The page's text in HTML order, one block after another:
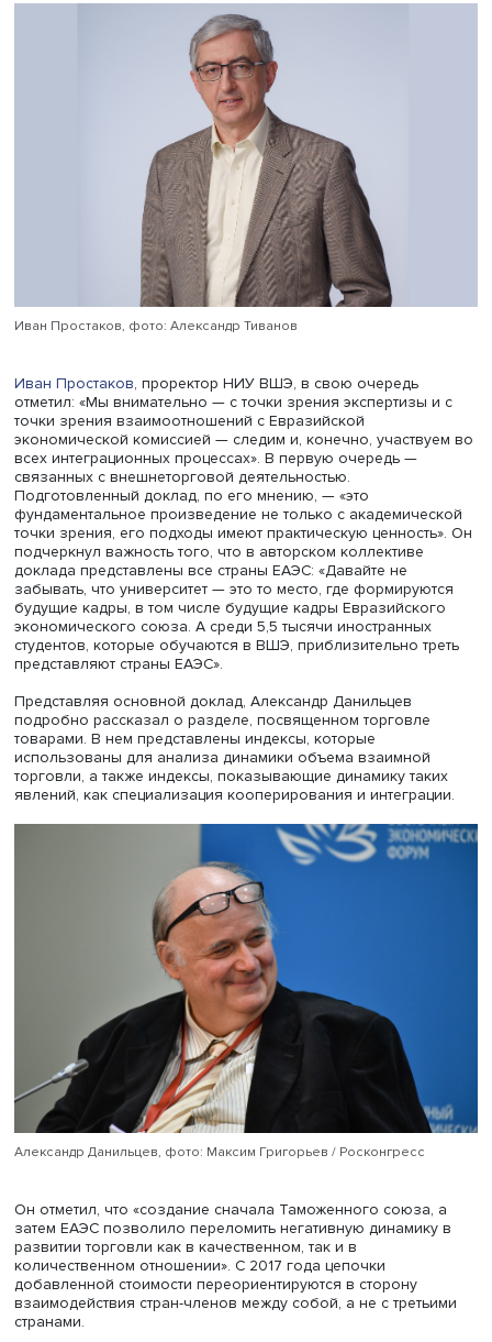
формировании интеграционных индексов принимают
все члены ЕАЭС, исследования проводятся с 2018
свою очередь Александр Данильцев отметил тот факт,
«география участия в круглом столе неуклонно
в этом году присоединились представители
Узбекистана, Белоруссии, а также представители
Республики Сербия. Руслан Давыдов, первый
руководителя Федеральной таможенной службы,
что пользуется страновыми обзорами и докладом
своей научной работы. По его оценкам, «в
условиях наша взаимная торговля в рамках ЕАЭС
дополнительный импульс».
Иван Простаков, фото: Александр Тиванов
Иван Простаков, проректор НИУ ВШЭ, в свою очередь
отметил: «Мы внимательно — с точки зрения
точки зрения взаимоотношений с Евразийской
экономической комиссией — следим и, конечно,
всех интеграционных процессах». В первую очередь —
связанных с внешнеторговой деятельностью.
Подготовленный доклад, по его мнению, — «это
фундаментальное произведение не только с
точки зрения, его подходы имеют практическую
подчеркнул важность того, что в авторском коллективе
доклада представлены все страны ЕАЭС: «Давайте не
забывать, что университет — это то место, где
будущие кадры, в том числе будущие кадры
экономического союза. А среди 5,5 тысячи
студентов, которые обучаются в ВШЭ, приблизительно
представляют страны ЕАЭС».
Представляя основной доклад, Александр Данильцев
подробно рассказал о разделе, посвященном
товарами. В нем представлены индексы, которые
использованы для анализа динамики объема